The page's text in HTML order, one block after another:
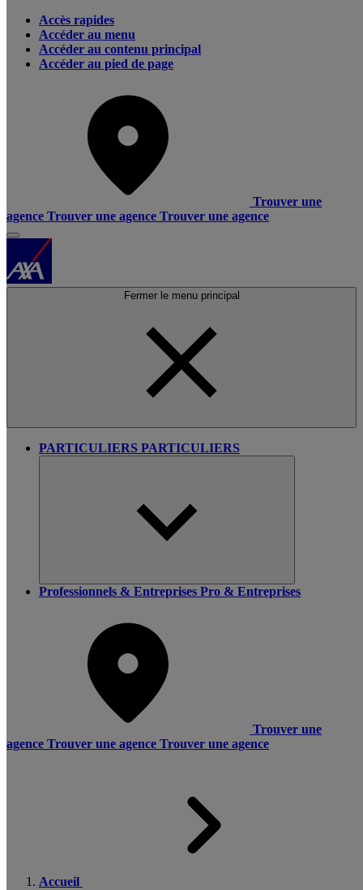
Accès rapides
Accéder au menu
Accéder au contenu principal
Accéder au pied de page
Trouver une
agence Trouver une agence Trouver une agence
Fermer le menu principal
PARTICULIERS PARTICULIERS
Professionnels & Entreprises Pro & Entreprises
Trouver une
agence Trouver une agence Trouver une agence
Accueil